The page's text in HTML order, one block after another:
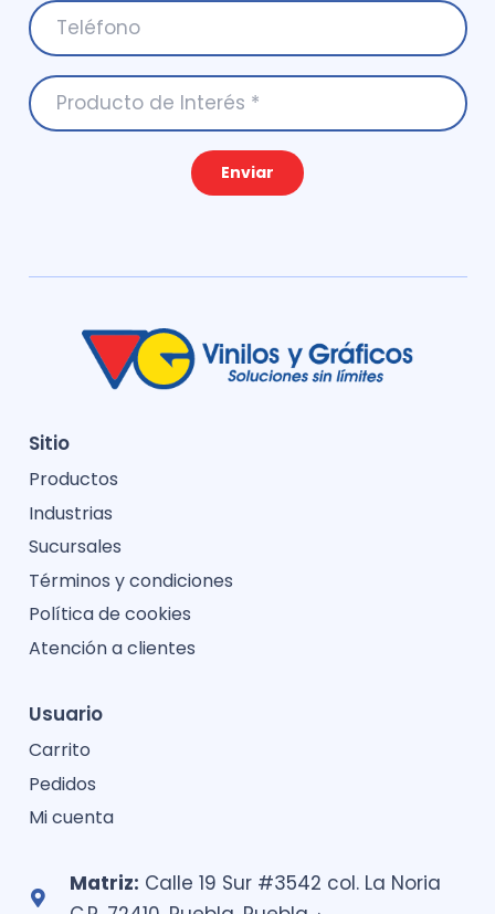
Enviar
Sitio
Productos
Industrias
Sucursales
Términos y condiciones
Política de cookies
Atención a clientes
Usuario
Carrito
Pedidos
Mi cuenta
Matriz: Calle 19 Sur #3542 col. La Noria